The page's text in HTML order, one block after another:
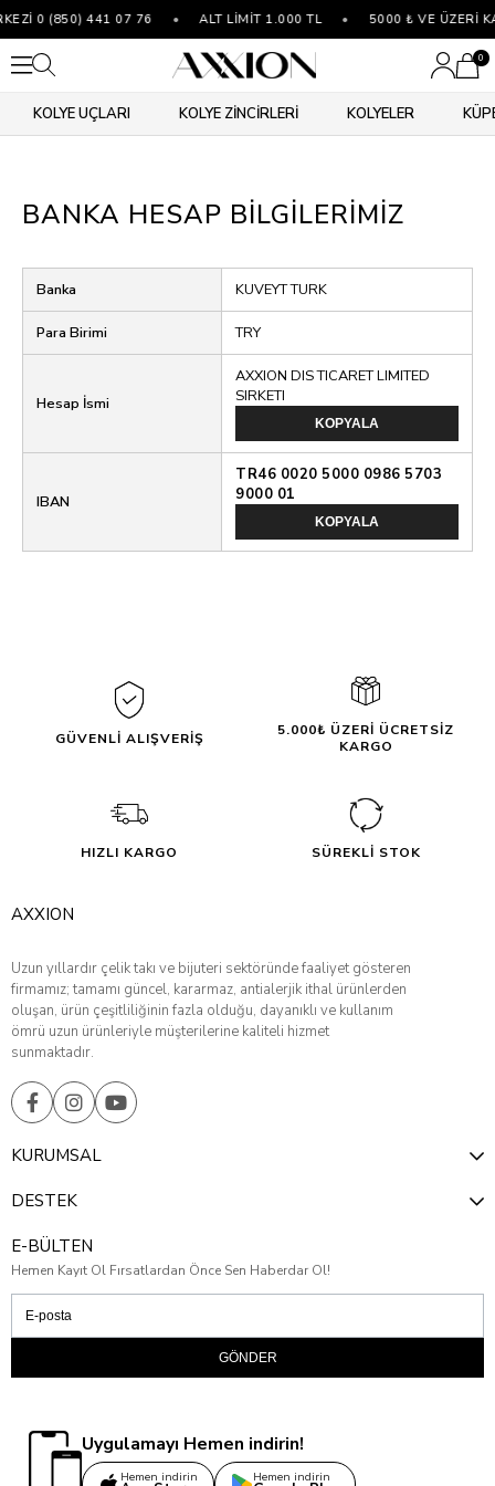
0 (850) 441 07 76 ALT LİMİT 1.000 TL 5000 ₺ VE ÜZERİ
0
KOLYE UÇLARI KOLYE ZİNCİRLERİ KOLYELER
BANKA HESAP BILGILERIMIZ
Banka KUVEYT TURK
Para Birimi TRY
Hesap İsmi
AXXION DIS TICARET LIMITED
SIRKETI
KOPYALA
IBAN
TR46 0020 5000 0986 5703
9000 01
KOPYALA
GÜVENLİ ALIŞVERİŞ
5.000₺ ÜZERİ ÜCRETSİZ
KARGO
HIZLI KARGO SÜREKLİ STOK
AXXION
Uzun yıllardır çelik takı ve bijuteri sektöründe faaliyet gösteren
firmamız; tamamı güncel, kararmaz, antialerjik ithal ürünlerden
oluşan, ürün çeşitliliğinin fazla olduğu, dayanıklı ve kullanım
ömrü uzun ürünleriyle müşterilerine kaliteli hizmet
sunmaktadır.
KURUMSAL
DESTEK
E-BÜLTEN
Hemen Kayıt Ol Fırsatlardan Önce Sen Haberdar Ol!
GÖNDER
Uygulamayı Hemen indirin!
Hemen indirin Hemen indirin